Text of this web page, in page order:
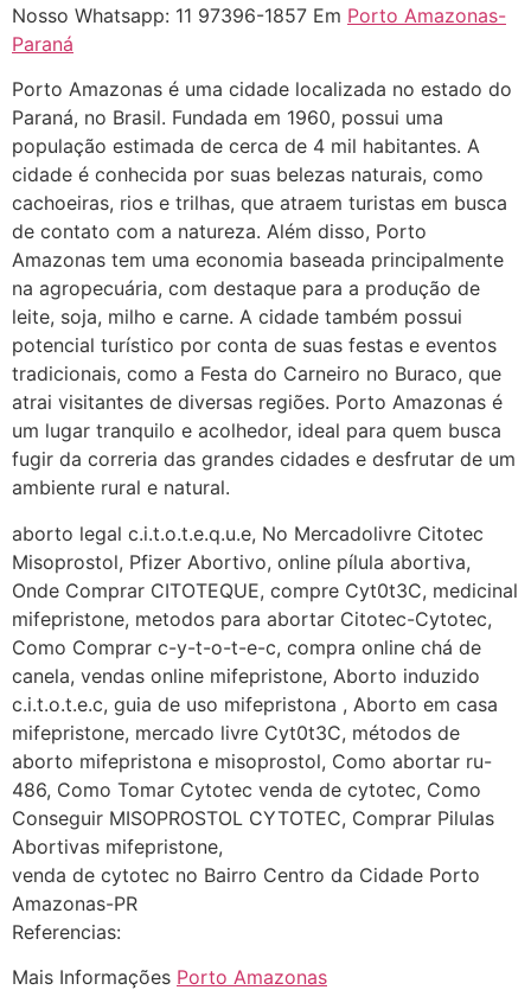
Nosso Whatsapp: 11 97396-1857 Em Porto Amazonas-
Paraná
Porto Amazonas é uma cidade localizada no estado do
Paraná, no Brasil. Fundada em 1960, possui uma
população estimada de cerca de 4 mil habitantes. A
cidade é conhecida por suas belezas naturais, como
cachoeiras, rios e trilhas, que atraem turistas em busca
de contato com a natureza. Além disso, Porto
Amazonas tem uma economia baseada principalmente
na agropecuária, com destaque para a produção de
leite, soja, milho e carne. A cidade também possui
potencial turístico por conta de suas festas e eventos
tradicionais, como a Festa do Carneiro no Buraco, que
atrai visitantes de diversas regiões. Porto Amazonas é
um lugar tranquilo e acolhedor, ideal para quem busca
fugir da correria das grandes cidades e desfrutar de um
ambiente rural e natural.
aborto legal c.i.t.o.t.e.q.u.e, No Mercadolivre Citotec
Misoprostol, Pfizer Abortivo, online pílula abortiva,
Onde Comprar CITOTEQUE, compre Cyt0t3C, medicinal
mifepristone, metodos para abortar Citotec-Cytotec,
Como Comprar c-y-t-o-t-e-c, compra online chá de
canela, vendas online mifepristone, Aborto induzido
c.i.t.o.t.e.c, guia de uso mifepristona , Aborto em casa
mifepristone, mercado livre Cyt0t3C, métodos de
aborto mifepristona e misoprostol, Como abortar ru-
486, Como Tomar Cytotec venda de cytotec, Como
Conseguir MISOPROSTOL CYTOTEC, Comprar Pilulas
Abortivas mifepristone,
venda de cytotec no Bairro Centro da Cidade Porto
Amazonas-PR
Referencias:
Mais Informações Porto Amazonas
Helly
(1999997****
Eu estou preparada em varias
áreas mas psicologicamente p ter
sozinha nao estou
22/05/2026 17:09:20
Helly
(1999997****
em http://www.proaborto.com)
Entao q seja
22/05/2026 17:09:25
G (1199866**** em
http://www.proaborto.com)
Mulheres vocês sabem dizer
quem já tomou os remédio se
depois que para de menstruar
começa a sair um líquido
transparente, se é normal ?
22/05/2026 17:10:05
(879121**** em
http://www.proaborto.com)
Deve ser normal
22/05/2026 17:19:15
(879121**** em
22/05/2026 17:19:16